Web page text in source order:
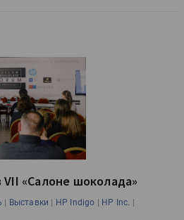
VII «Салоне шоколада»
| Выставки | HP Indigo | HP Inc. |